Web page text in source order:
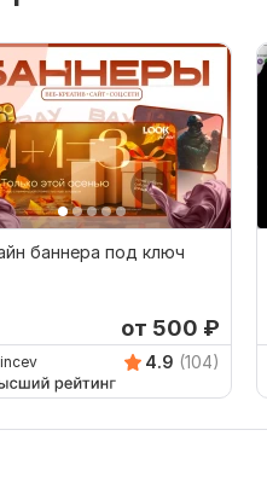
баннера под ключ
от 500 ₽
4.9 (104)